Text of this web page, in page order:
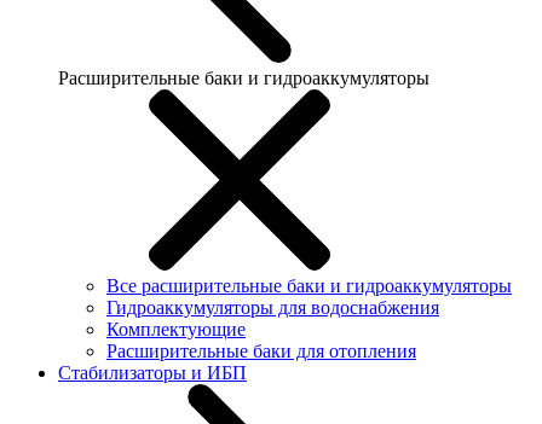
Расширительные баки и гидроаккумуляторы
Все расширительные баки и гидроаккумуляторы
Гидроаккумуляторы для водоснабжения
Комплектующие
Расширительные баки для отопления
Стабилизаторы и ИБП